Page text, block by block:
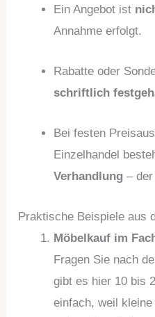
Ein Angebot ist
Annahme erfolgt.
Rabatte oder
schriftlich
Bei festen
Einzelhandel
Verhandlung –
Praktische Beispiele aus
Möbelkauf im
Fragen Sie nach
gibt es hier 10 bis
einfach, weil